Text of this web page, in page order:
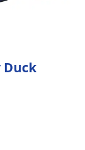
Duck